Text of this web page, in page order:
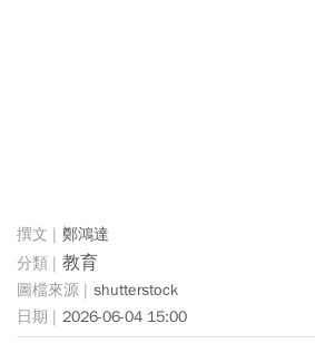
鄭鴻達
教育
shutterstock
2026-06-04 15:00